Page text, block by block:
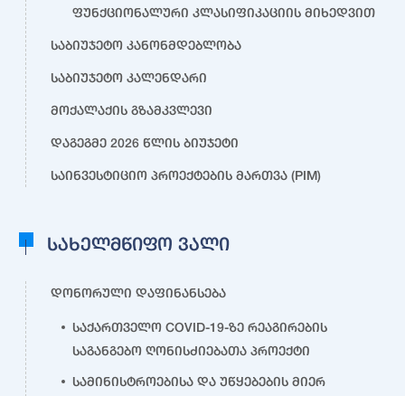
ფუნქციონალური კლასიფიკაციის მიხედვით
საბიუჯეტო კანონმდებლობა
საბიუჯეტო კალენდარი
მოქალაქის გზამკვლევი
დაგეგმე 2026 წლის ბიუჯეტი
საინვესტიციო პროექტების მართვა (PIM)
სახელმწიფო ვალი
დონორული დაფინანსება
საქართველო COVID-19-ზე რეაგირების
საგანგებო ღონისძიებათა პროექტი
სამინისტროებისა და უწყებების მიერ